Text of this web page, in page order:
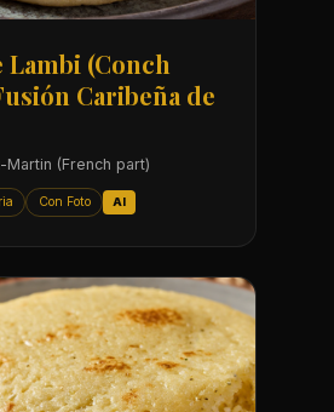
Lambi (Conch
Caribeña de
Martin (French part)
Con Foto AI